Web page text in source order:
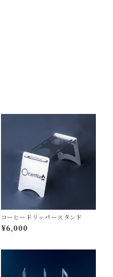
コーヒードリッパースタンド
¥6,000